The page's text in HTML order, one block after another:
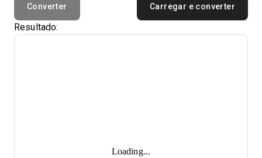
Converter Carregar e converter
Resultado:
Loading...